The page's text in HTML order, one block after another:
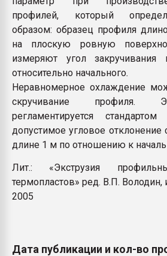
профилей, который
образом: образец профиля
на плоскую ровную
измеряют угол закручивания
относительно начального.
Неравномерное охлаждение
скручивание профиля.
регламентируется
допустимое угловое отклонение
длине 1 м по отношению к
Лит.: «Экструзия
термопластов» ред. В.П. Володин,
2005
Дата публикации и кол-во